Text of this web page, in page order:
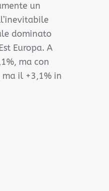
un
dominato
Europa. A
ma con
il +3,1% in